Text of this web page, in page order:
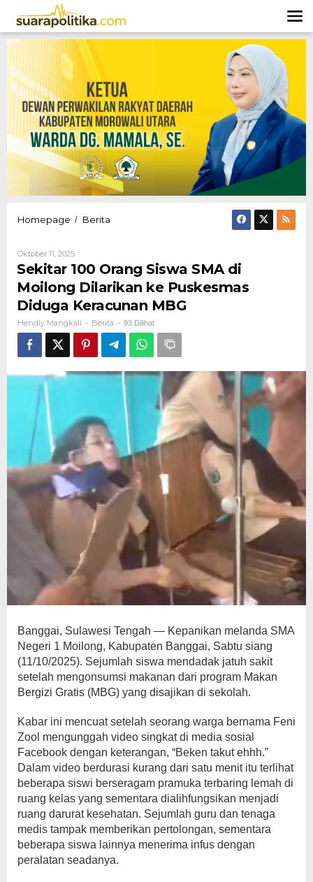
konten
Homepage / Berita
SMA
di
Moilong
Dilarikan
ke
Puskesmas
Diduga
Keracunan
MBG
Oktober 11, 2025Oleh
Hendly
Mangkali
Sekitar 100 Orang Siswa SMA di
Moilong Dilarikan ke Puskesmas
Diduga Keracunan MBG
Hendly Mangkali - Berita - 93 Dilihat
Banggai, Sulawesi Tengah — Kepanikan melanda SMA
Negeri 1 Moilong, Kabupaten Banggai, Sabtu siang
(11/10/2025). Sejumlah siswa mendadak jatuh sakit
setelah mengonsumsi makanan dari program Makan
Bergizi Gratis (MBG) yang disajikan di sekolah.
Kabar ini mencuat setelah seorang warga bernama Feni
Zool mengunggah video singkat di media sosial
Facebook dengan keterangan, “Beken takut ehhh.”
Dalam video berdurasi kurang dari satu menit itu terlihat
beberapa siswi berseragam pramuka terbaring lemah di
ruang kelas yang sementara dialihfungsikan menjadi
ruang darurat kesehatan. Sejumlah guru dan tenaga
medis tampak memberikan pertolongan, sementara
beberapa siswa lainnya menerima infus dengan
peralatan seadanya.